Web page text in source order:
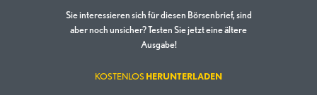
Sie interessieren sich für diesen Börsenbrief, sind
aber noch unsicher? Testen Sie jetzt eine ältere
Ausgabe!
KOSTENLOS HERUNTERLADEN